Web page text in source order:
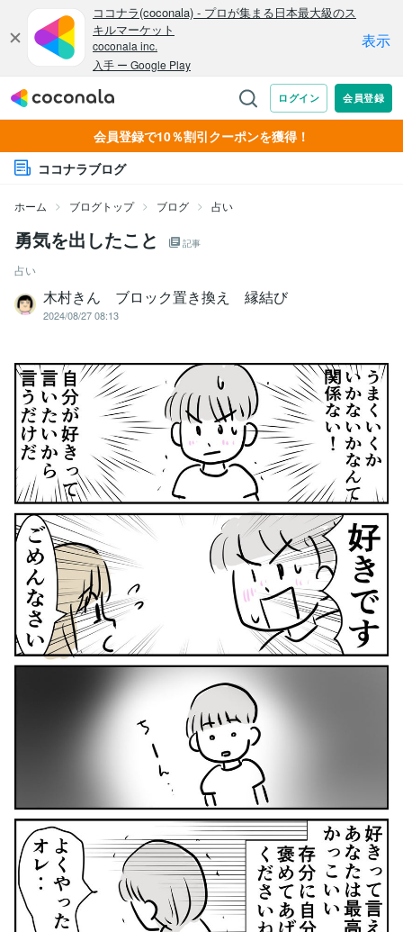
会員登録で10％割引クーポンを獲得！
ココナラブログ
ホーム ブログトップ ブログ 占い
勇気を出したこと 記事
占い
木村きん ブロック置き換え 縁結び
2024/08/27 08:13